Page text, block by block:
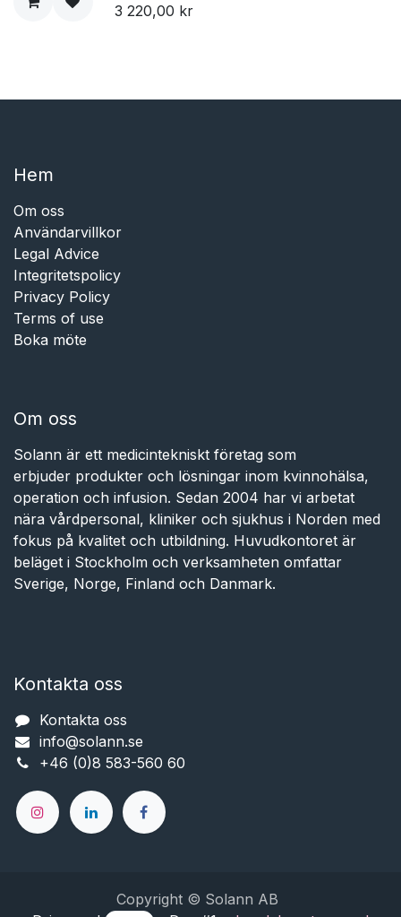
3 220,00 kr
Hem​​
Om oss
Användarvillkor
Legal Advice
Integritetspolicy
Privacy Policy
Terms of use
Boka möte
Om oss
Solann är ett medicintekniskt företag som
erbjuder produkter och lösningar inom kvinnohälsa,
operation och infusion. Sedan 2004 har vi arbetat
nära vårdpersonal, kliniker och sjukhus i Norden med
fokus på kvalitet och utbildning. Huvudkontoret är
beläget i Stockholm och verksamheten omfattar
Sverige, Norge, Finland och Danmark.
Kontakta oss
Kontakta oss
info@solann.se​​​​​​
+46 (0)8 583-560 60
Copyright © Solann AB